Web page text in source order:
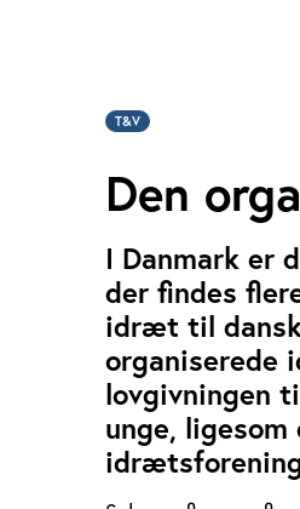
T&V
Den
I Danmark er
der findes
idræt til
organiserede
lovgivningen
unge,